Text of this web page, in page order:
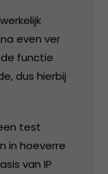
even ver
functie
dus hierbij
test
in hoeverre
van IP